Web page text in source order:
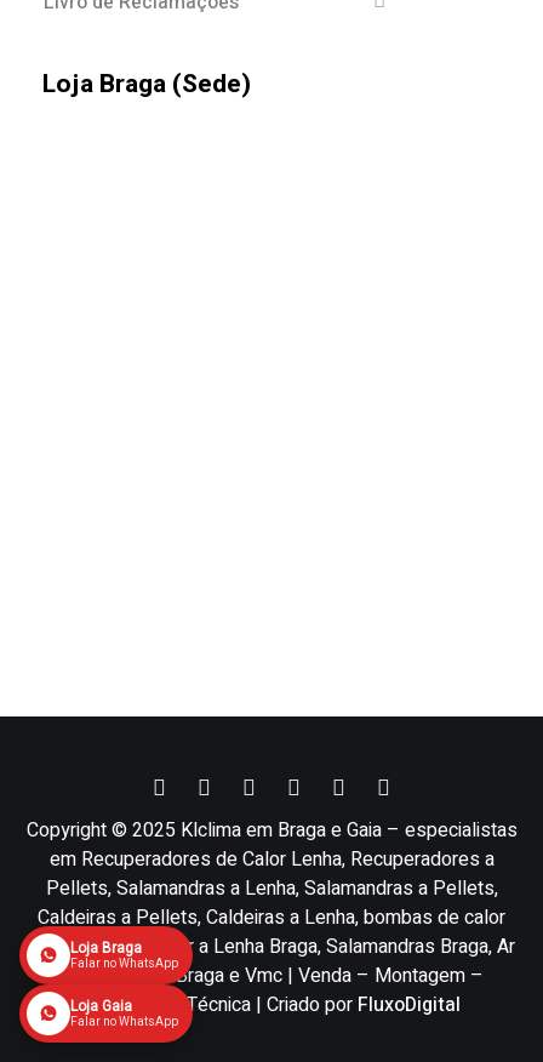
Loja Braga (Sede)
Copyright © 2025 Klclima em Braga e Gaia – especialistas
em Recuperadores de Calor Lenha, Recuperadores a
Pellets, Salamandras a Lenha, Salamandras a Pellets,
Caldeiras a Pellets, Caldeiras a Lenha, bombas de calor
Braga, Recuperador a Lenha Braga, Salamandras Braga, Ar
condicionado Braga e Vmc | Venda – Montagem –
Assistência Técnica | Criado por FluxoDigital
Loja Braga
Falar no WhatsApp
Loja Gaia
Falar no WhatsApp